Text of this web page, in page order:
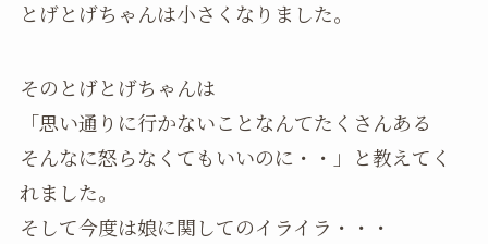
とげとげちゃんは小さくなりました。
そのとげとげちゃんは
「思い通りに行かないことなんてたくさんある
そんなに怒らなくてもいいのに・・」と教えてく
れました。
そして今度は娘に関してのイライラ・・・